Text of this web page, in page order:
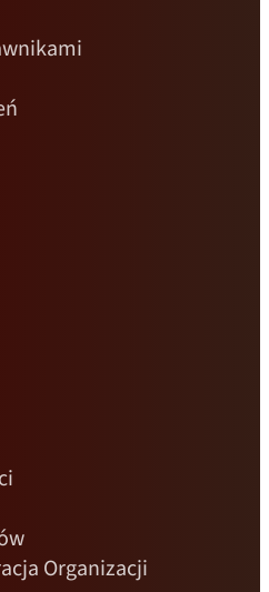
Organizacji